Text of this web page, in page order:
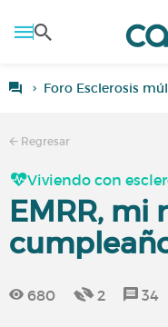
Foro Esclerosis
Regresar
Viviendo con
EMRR, mi
680 2 34